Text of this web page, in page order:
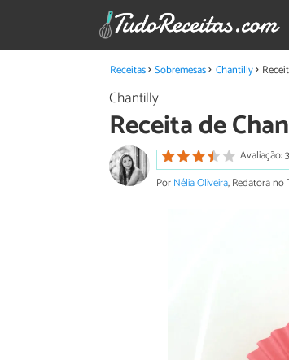
Receitas Sobremesas Chantilly
Chantilly
Receita de
Avaliação:
PorNélia Oliveira, Redatora no